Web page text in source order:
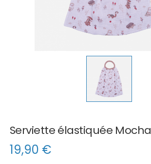
Serviette élastiquée Mocha
19,90 €